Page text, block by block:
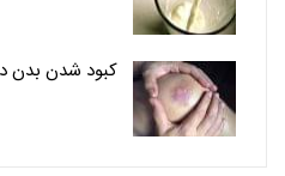
کبود شدن بدن